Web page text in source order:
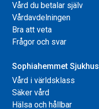
Vård du betalar själv
Vårdavdelningen
Bra att veta
Frågor och svar
Sophiahemmet Sjukhus
Vård i världsklass
Säker vård
Hälsa och hållbar